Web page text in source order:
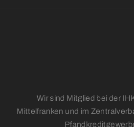
Wir sind Mitglied bei der
Mittelfranken und im